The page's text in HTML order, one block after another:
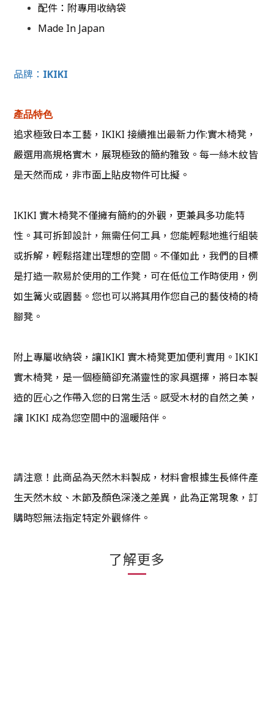
配件：附專用收納袋
Made In Japan
品牌： IKIKI
產品特色
追求極致日本工藝，IKIKI 接續推出最新力作:實木椅凳，
嚴選用高規格實木，展現極致的簡約雅致。每一絲木紋皆
是天然而成，非市面上貼皮物件可比擬。
IKIKI 實木椅凳不僅擁有簡約的外觀，更兼具多功能特
性。其可拆卸設計，無需任何工具，您能輕鬆地進行組裝
或拆解，輕鬆搭建出理想的空間。不僅如此，我們的目標
是打造一款易於使用的工作凳，可在低位工作時使用，例
如生篝火或園藝。您也可以將其用作您自己的藝伎椅的椅
腳凳。
附上專屬收納袋，讓IKIKI 實木椅凳更加便利實用。IKIKI
實木椅凳，是一個極簡卻充滿靈性的家具選擇，將日本製
造的匠心之作帶入您的日常生活。感受木材的自然之美，
讓 IKIKI 成為您空間中的溫暖陪伴。
請注意！ 此商品為天然木料製成，材料會根據生長條件產
生天然木紋、木節及顏色深淺之差異，此為正常現象，訂
購時恕無法指定特定外觀條件。
了解更多